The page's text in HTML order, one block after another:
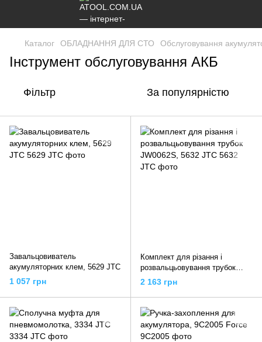
Каталог ОБЛАДНАННЯ ДЛЯ СТО Обслуговування
Інструмент обслуговування АКБ
Фільтр За популярністю
Завальцовиватель
акумуляторних клем, 5629 JTC
1 057 грн
Комплект для різання і
розвальцьовування трубок
JW0062S, 5632 JTC
2 163 грн